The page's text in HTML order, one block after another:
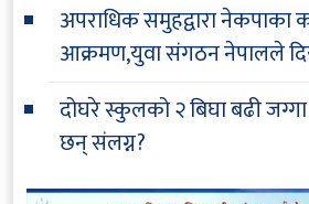
अपराधिक समुहद्वारा नेकपाका
आक्रमण,युवा संगठन नेपालले
दोघरे स्कुलको २ बिघा बढी
छन् संलग्न?